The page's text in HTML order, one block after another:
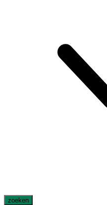
zoeken